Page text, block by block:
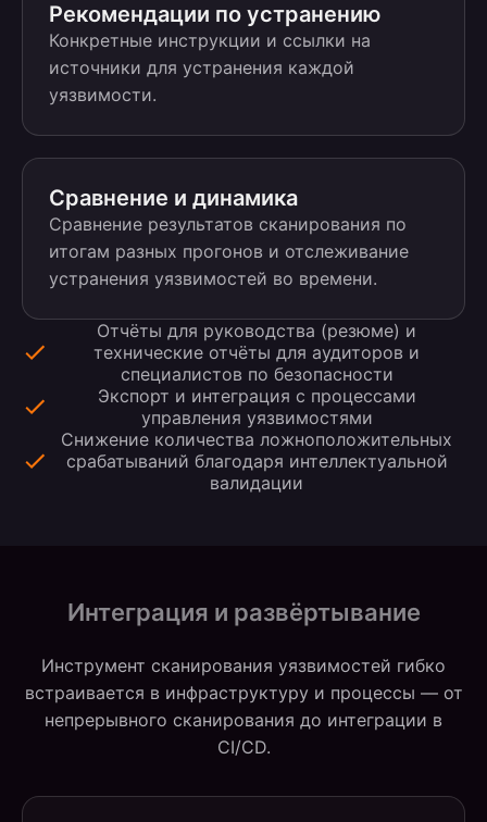
Рекомендации по устранению
Конкретные инструкции и ссылки на
источники для устранения каждой
уязвимости.
Сравнение и динамика
Сравнение результатов сканирования по
итогам разных прогонов и отслеживание
устранения уязвимостей во времени.
Отчёты для руководства (резюме) и
технические отчёты для аудиторов и
специалистов по безопасности
Экспорт и интеграция с процессами
управления уязвимостями
Снижение количества ложноположительных
срабатываний благодаря интеллектуальной
валидации
Интеграция и развёртывание
Инструмент сканирования уязвимостей гибко
встраивается в инфраструктуру и процессы — от
непрерывного сканирования до интеграции в
CI/CD.